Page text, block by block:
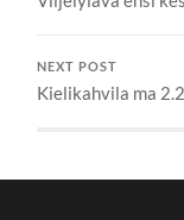
NEXT POST
Kielikahvila ma